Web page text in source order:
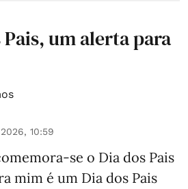
Pais, um alerta para
10:59
se o Dia dos Pais
mim é um Dia dos Pais